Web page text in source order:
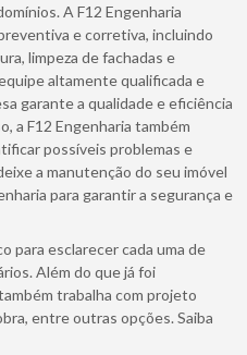
A F12 Engenharia
e corretiva, incluindo
limpeza de fachadas e
altamente qualificada e
garante a qualidade e eficiência
a F12 Engenharia também
possíveis problemas e
a manutenção do seu imóvel
para garantir a segurança e
para esclarecer cada uma de
Além do que já foi
trabalha com projeto
entre outras opções. Saiba